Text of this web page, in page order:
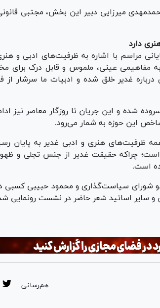
میرزایی دبیر این بخش، مجتبی
دارد
مراسم با اشاره به ظرفیت‌های ادبی و
مفاهیمی عینی، ملموس و قابل درک برای
درباره غدیر خلق شده و ادبیات ما سرشار از
شده و این جریان تا روزگار معاصر نیز
این حوزه به شمار می‌رود.
ظرفیت‌های هنری و ادبی غدیر به پایان
است؛ چراکه حقیقت غدیر از جنس تجلی و
است.
شورای سیاست‌گذاری و محمود حبیبی کسبی
و سایر اساتید شعر حاضر در نشست رونمایی
هم‌رسانی: